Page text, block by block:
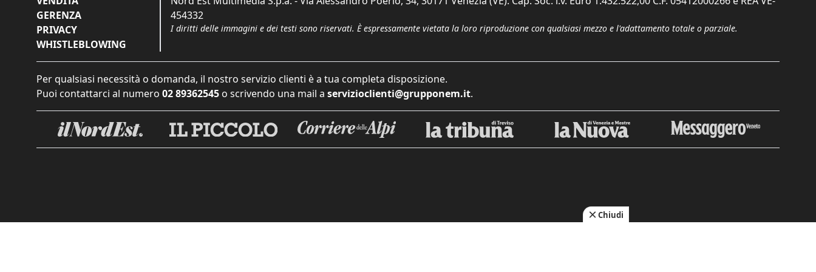
GERENZA
PRIVACY
WHISTLEBLOWING
454332
I diritti delle immagini e dei testi sono riservati. È espressamente vietata la loro riproduzione con qualsiasi mezzo e l'adattamento totale o parziale.
Per qualsiasi necessità o domanda, il nostro servizio clienti è a tua completa disposizione.
Puoi contattarci al numero 02 89362545 o scrivendo una mail a servizioclienti@grupponem.it.
Chiudi